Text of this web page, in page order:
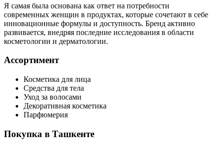
Я самая была основана как ответ на потребности
современных женщин в продуктах, которые сочетают в себе
инновационные формулы и доступность. Бренд активно
развивается, внедряя последние исследования в области
косметологии и дерматологии.
Ассортимент
Косметика для лица
Средства для тела
Уход за волосами
Декоративная косметика
Парфюмерия
Покупка в Ташкенте